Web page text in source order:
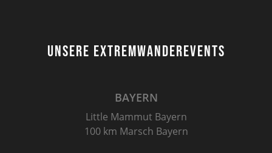
UNSERE EXTREMWANDEREVENTS
BAYERN
Little Mammut Bayern
100 km Marsch Bayern